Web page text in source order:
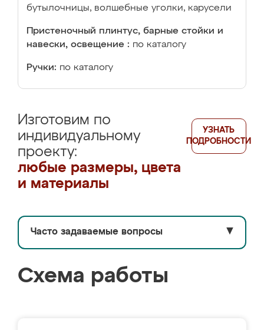
бутылочницы, волшебные уголки, карусели
Пристеночный плинтус, барные стойки и
навески, освещение : по каталогу
Ручки: по каталогу
Изготовим по
индивидуальному
проекту:
любые размеры, цвета
и материалы
УЗНАТЬ
ПОДРОБНОСТИ
Часто задаваемые вопросы ▼
Схема работы